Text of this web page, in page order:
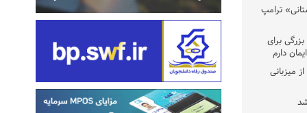
ترامپ
برای
دارم
میزبانی